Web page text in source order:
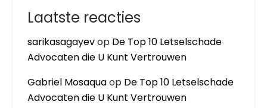
Laatste reacties
sarikasagayevop De Top 10 Letselschade
Advocaten die U Kunt Vertrouwen
Gabriel Mosaquaop De Top 10 Letselschade
Advocaten die U Kunt Vertrouwen